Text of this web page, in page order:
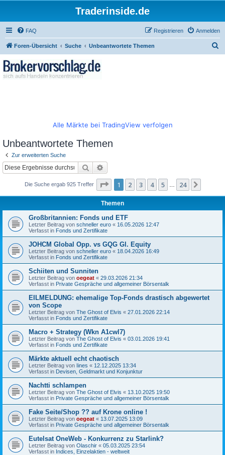
Traderinside.de
FAQ Anmelden
Registrieren
Foren-Übersicht Suche Unbeantwortete Themen
Alle Märkte bei TradingView verfolgen
Unbeantwortete Themen
Zur erweiterten Suche
Suche
Die Suche ergab 925 Treffer Seite 1von 24
1 2 3 4 5 24
Themen
Großbritannien: Fonds und ETF
Letzter Beitrag von schneller euro « 16.05.2026 12:47
Verfasst in Fonds und Zertifikate
JOHCM Global Opp. vs GQG Gl. Equity
Letzter Beitrag von schneller euro « 18.04.2026 16:49
Verfasst in Fonds und Zertifikate
Schiiten und Sunniten
Letzter Beitrag von oegeat « 29.03.2026 21:34
Verfasst in Private Gespräche und allgemeiner Börsentalk
EILMELDUNG: ehemalige Top-Fonds drastisch abgewertet
von Scope
Letzter Beitrag von The Ghost of Elvis « 27.01.2026 22:14
Verfasst in Fonds und Zertifikate
Macro + Strategy (Wkn A1cwl7)
Letzter Beitrag von The Ghost of Elvis « 03.01.2026 19:41
Verfasst in Fonds und Zertifikate
Märkte aktuell echt chaotisch
Letzter Beitrag von Iines « 12.12.2025 13:34
Verfasst in Devisen, Geldmarkt und Konjunktur
Nachtti schlampen
Letzter Beitrag von The Ghost of Elvis « 13.10.2025 19:50
Verfasst in Private Gespräche und allgemeiner Börsentalk
Fake Seite/Shop ?? auf Krone online !
Letzter Beitrag von oegeat « 13.07.2025 13:09
Verfasst in Private Gespräche und allgemeiner Börsentalk
Eutelsat OneWeb - Konkurrenz zu Starlink?
Letzter Beitrag von Olaschir « 05.03.2025 23:54
Verfasst in Indices, Einzelaktien - weltweit